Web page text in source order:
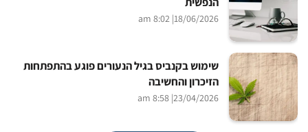
18/06/2026
| 8:02 am
שימוש בקנביס בגיל הנעורים פוגע בהתפתחות
הזיכרון והחשיבה
23/04/2026
| 8:58 am